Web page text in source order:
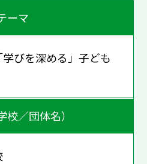
ーマ
びを深める」子ども
校／団体名）